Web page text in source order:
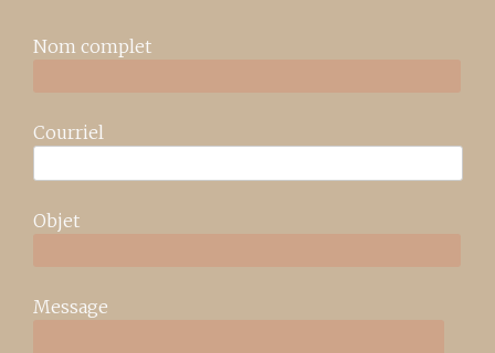
Nom complet
Courriel
Objet
Message